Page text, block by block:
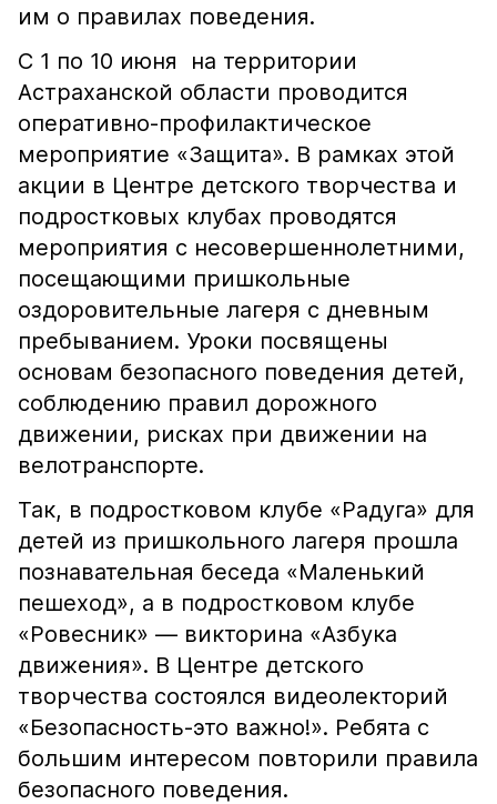
им о правилах поведения.
С 1 по 10 июня на территории
Астраханской области проводится
оперативно-профилактическое
мероприятие «Защита». В рамках этой
акции в Центре детского творчества и
подростковых клубах проводятся
мероприятия с несовершеннолетними,
посещающими пришкольные
оздоровительные лагеря с дневным
пребыванием. Уроки посвящены
основам безопасного поведения детей,
соблюдению правил дорожного
движении, рисках при движении на
велотранспорте.
Так, в подростковом клубе «Радуга» для
детей из пришкольного лагеря прошла
познавательная беседа «Маленький
пешеход», а в подростковом клубе
«Ровесник» — викторина «Азбука
движения». В Центре детского
творчества состоялся видеолекторий
«Безопасность-это важно!». Ребята с
большим интересом повторили правила
безопасного поведения.